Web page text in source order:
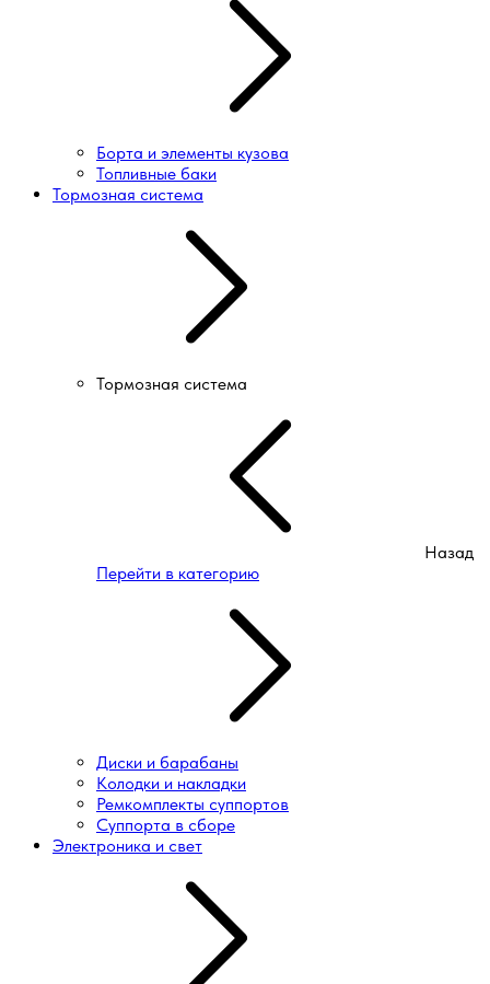
Борта и элементы кузова
Топливные баки
Тормозная система
Тормозная система
Назад
Перейти в категорию
Диски и барабаны
Колодки и накладки
Ремкомплекты суппортов
Суппорта в сборе
Электроника и свет